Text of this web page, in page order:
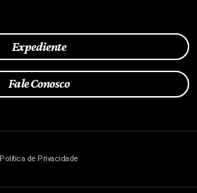
Expediente
Fale Conosco
Política de Privacidade